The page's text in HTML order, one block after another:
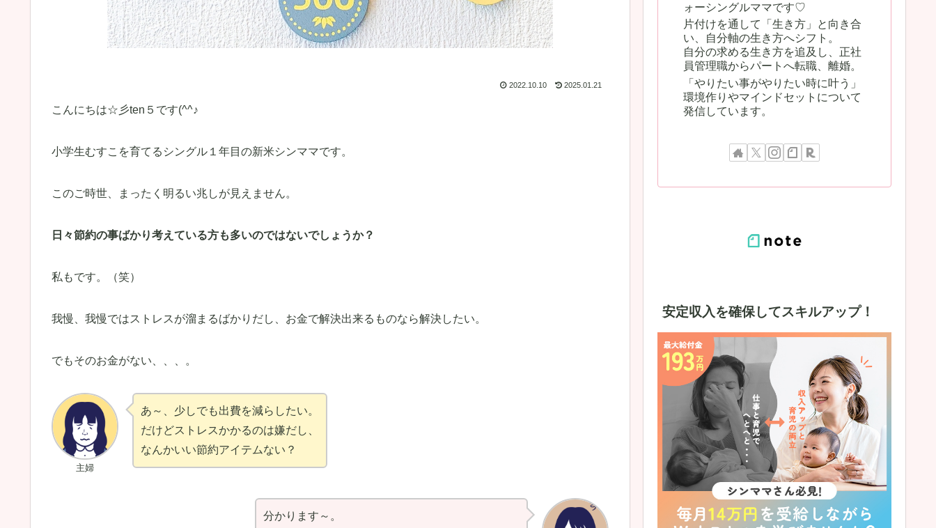
2022.10.10 2025.01.21
こんにちは☆彡ten５です(^^♪
小学生むすこを育てるシングル１年目の新米シンママです。
このご時世、まったく明るい兆しが見えません。
日々節約の事ばかり考えている方も多いのではないでしょうか？
私もです。（笑）
我慢、我慢ではストレスが溜まるばかりだし、お金で解決出来るものなら解決したい。
でもそのお金がない、、、。
主婦
あ～、少しでも出費を減らしたい。
だけどストレスかかるのは嫌だし、
なんかいい節約アイテムない？
分かります～。
ォーシングルママです♡
片付けを通して「生き方」と向き合
い、自分軸の生き方へシフト。
自分の求める生き方を追及し、正社
員管理職からパートへ転職、離婚。
「やりたい事がやりたい時に叶う」
環境作りやマインドセットについて
発信しています。
安定収入を確保してスキルアップ！